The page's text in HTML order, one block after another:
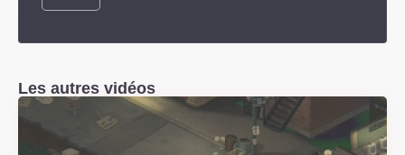
Les autres vidéos